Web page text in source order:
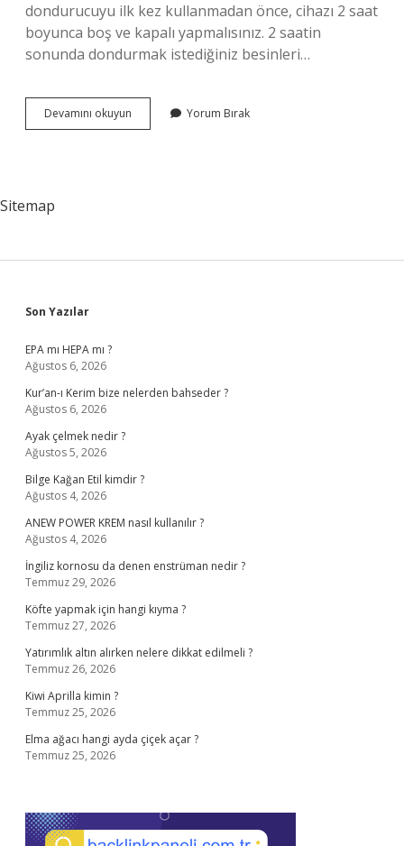
dondurucuyu ilk kez kullanmadan önce, cihazı 2 saat
boyunca boş ve kapalı yapmalısınız. 2 saatin
sonunda dondurmak istediğiniz besinleri…
Devamını okuyun Tekerlek
Takozu
Yorum Bırak
Sitemap
Sidebar
Son Yazılar
EPA mı HEPA mı ?
Ağustos 6, 2026
Kur’an-ı Kerim bize nelerden bahseder ?
Ağustos 6, 2026
Ayak çelmek nedir ?
Ağustos 5, 2026
Bilge Kağan Etil kimdir ?
Ağustos 4, 2026
ANEW POWER KREM nasıl kullanılır ?
Ağustos 4, 2026
İngiliz kornosu da denen enstrüman nedir ?
Temmuz 29, 2026
Köfte yapmak için hangi kıyma ?
Temmuz 27, 2026
Yatırımlık altın alırken nelere dikkat edilmeli ?
Temmuz 26, 2026
Kiwi Aprilla kimin ?
Temmuz 25, 2026
Elma ağacı hangi ayda çiçek açar ?
Temmuz 25, 2026